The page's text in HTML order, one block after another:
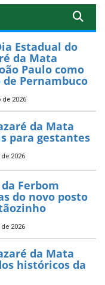
Estadual do
da Mata
Paulo como
Pernambuco
de 2026
da Mata
para gestantes
2026
Ferbom
do novo posto
2026
da Mata
históricos da